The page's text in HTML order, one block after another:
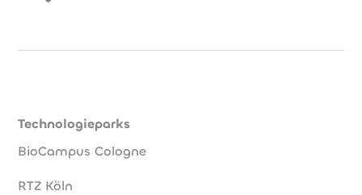
Technologieparks
BioCampus Cologne
RTZ Köln